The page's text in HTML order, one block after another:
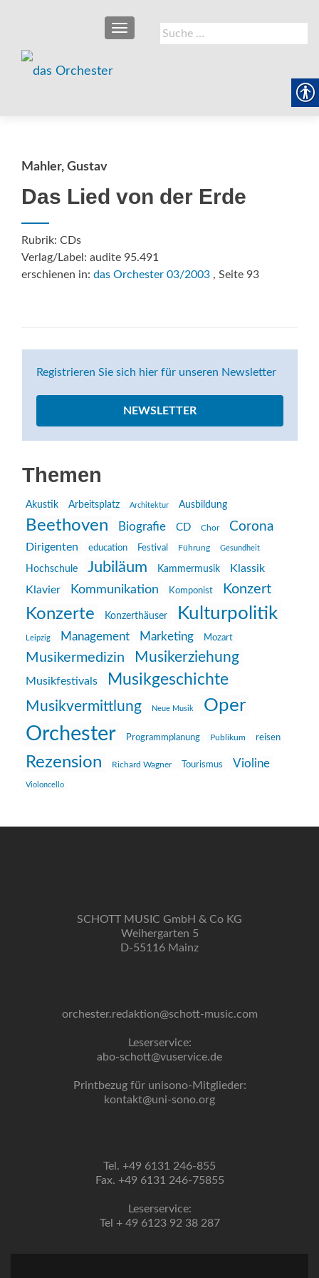
Suche
nach:
SCHALTE NAVIGATION
Mahler, Gustav
Das Lied von der Erde
Rubrik: CDs
Verlag/Label: audite 95.491
erschienen in: das Orchester 03/2003 , Seite 93
Registrieren Sie sich hier für unseren Newsletter
NEWSLETTER
Themen
Akustik Arbeitsplatz Architektur Ausbildung
Beethoven Biografie CD Chor Corona
Dirigenten education Festival Führung Gesundheit
Hochschule Jubiläum Kammermusik
Klassik
Klavier
Kommunikation Komponist Konzert
Konzerte Konzerthäuser Kulturpolitik
Leipzig Management Marketing Mozart
Musikermedizin Musikerziehung
Musikfestivals Musikgeschichte
Musikvermittlung Neue Musik Oper
Orchester Programmplanung Publikum reisen
Rezension Richard Wagner Tourismus Violine
Violoncello
SCHOTT MUSIC GmbH & Co KG
Weihergarten 5
D-55116 Mainz
orchester.redaktion@schott-music.com
Leserservice:
abo-schott@vuservice.de
Printbezug für unisono-Mitglieder:
kontakt@uni-sono.org
Tel. +49 6131 246-855
Fax. +49 6131 246-75855
Leserservice:
Tel + 49 6123 92 38 287